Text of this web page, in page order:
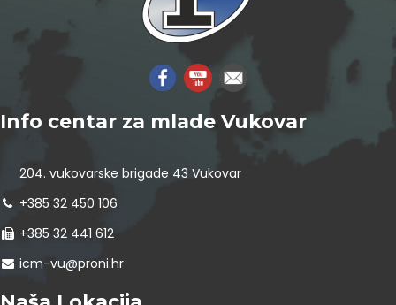
Info centar za mlade Vukovar
204. vukovarske brigade 43 Vukovar
+385 32 450 106
+385 32 441 612
icm-vu@proni.hr